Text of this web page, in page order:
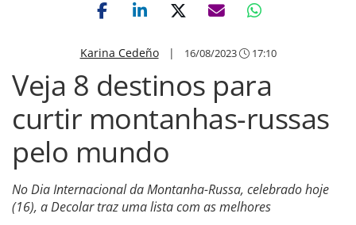
Karina Cedeño| 16/08/2023 17:10
Veja 8 destinos para
curtir montanhas-russas
pelo mundo
No Dia Internacional da Montanha-Russa, celebrado hoje
(16), a Decolar traz uma lista com as melhores